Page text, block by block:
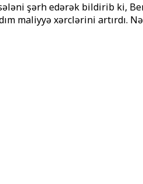
şərh edərək bildirib ki,
maliyyə xərclərini artırdı.